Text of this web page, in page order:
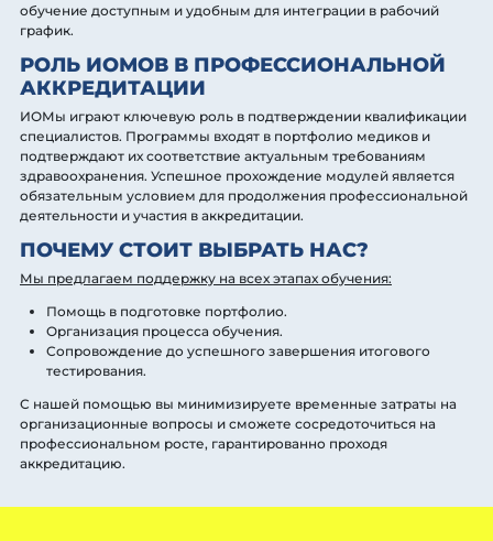
обучение доступным и удобным для интеграции в рабочий
график.
РОЛЬ ИОМОВ В ПРОФЕССИОНАЛЬНОЙ
АККРЕДИТАЦИИ
ИОМы играют ключевую роль в подтверждении квалификации
специалистов. Программы входят в портфолио медиков и
подтверждают их соответствие актуальным требованиям
здравоохранения. Успешное прохождение модулей является
обязательным условием для продолжения профессиональной
деятельности и участия в аккредитации.
ПОЧЕМУ СТОИТ ВЫБРАТЬ НАС?
Мы предлагаем поддержку на всех этапах обучения:
Помощь в подготовке портфолио.
Организация процесса обучения.
Сопровождение до успешного завершения итогового
тестирования.
С нашей помощью вы минимизируете временные затраты на
организационные вопросы и сможете сосредоточиться на
профессиональном росте, гарантированно проходя
аккредитацию.